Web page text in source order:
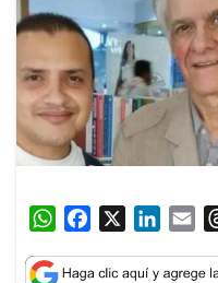
W
a
c
n
a